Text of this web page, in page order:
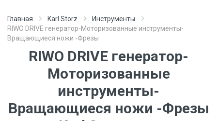
Главная Karl Storz
Инструменты
RIWO DRIVE генератор-Моторизованные инструменты-
Вращающиеся ножи -Фрезы
RIWO DRIVE генератор-
Моторизованные
инструменты-
Вращающиеся ножи -Фрезы